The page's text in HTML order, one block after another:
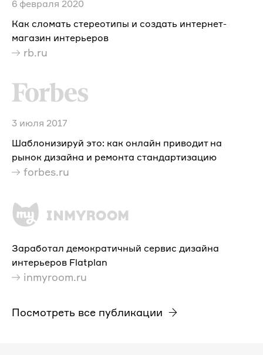
6 февраля 2020
Как сломать стереотипы и создать интернет-
магазин интерьеров
rb.ru
3 июля 2017
Шаблонизируй это: как онлайн приводит на
рынок дизайна и ремонта стандартизацию
forbes.ru
Заработал демократичный сервис дизайна
интерьеров Flatplan
inmyroom.ru
Посмотреть все публикации